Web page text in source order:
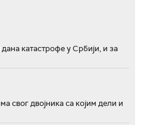
катастрофе у Србији, и за
свог двојника са којим дели и